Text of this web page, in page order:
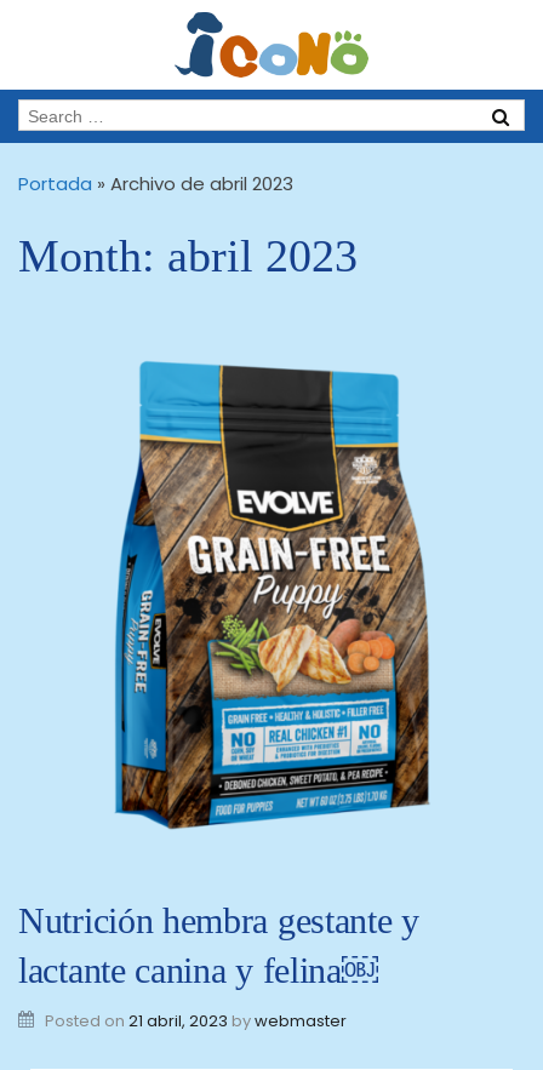
Portada » Archivo de abril 2023
Month: abril 2023
Nutrición hembra gestante y
lactante canina y felina￼
Posted on 21 abril, 2023 bywebmaster